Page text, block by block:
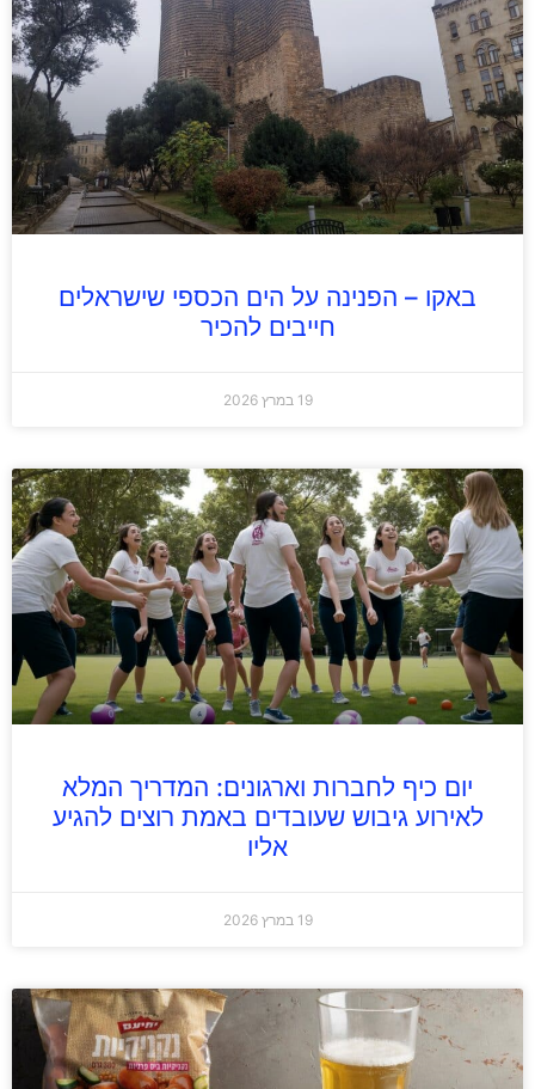
באקו – הפנינה על הים הכספי שישראלים
חייבים להכיר
19 במרץ 2026
יום כיף לחברות וארגונים: המדריך המלא
לאירוע גיבוש שעובדים באמת רוצים להגיע
אליו
19 במרץ 2026